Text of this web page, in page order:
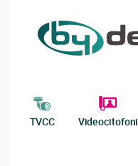
TVCC Videocitofoni